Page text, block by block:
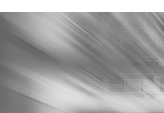
Gedragsverandering
Interne communicatie